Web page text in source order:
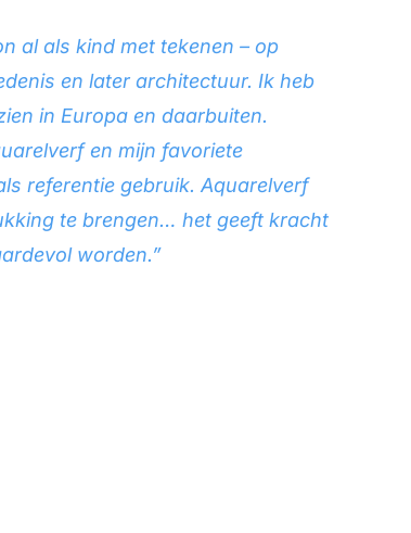
al als kind met tekenen – op
en later architectuur. Ik heb
in Europa en daarbuiten.
en mijn favoriete
referentie gebruik. Aquarelverf
te brengen… het geeft kracht
worden.”